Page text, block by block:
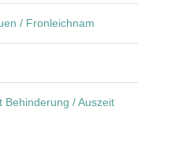
/ Fronleichnam
Behinderung / Auszeit